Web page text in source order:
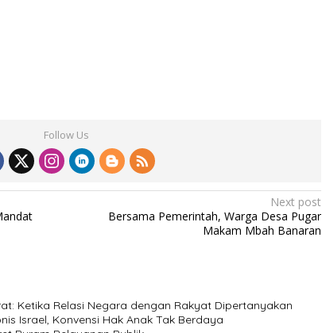
Follow Us
Next post
Bersama Pemerintah, Warga Desa Pugar
Makam Mbah Banaran
Ketika Relasi Negara dengan Rakyat Dipertanyakan
Israel, Konvensi Hak Anak Tak Berdaya